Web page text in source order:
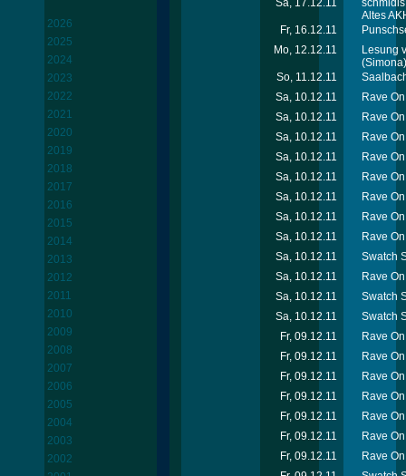
2026
2025
2024
2023
2022
2021
2020
2019
2018
2017
2016
2015
2014
2013
2012
2011
2010
2009
2008
2007
2006
2005
2004
2003
2002
Sa, 17.12.11
Altes
Fr, 16.12.11
Mo, 12.12.11
Lesung
(Simona)
So, 11.12.11
Sa, 10.12.11
Rave
Sa, 10.12.11
Rave
Sa, 10.12.11
Rave
Sa, 10.12.11
Rave
Sa, 10.12.11
Rave
Sa, 10.12.11
Rave
Sa, 10.12.11
Rave
Sa, 10.12.11
Rave
Sa, 10.12.11
Swatch
Sa, 10.12.11
Rave
Sa, 10.12.11
Swatch
Sa, 10.12.11
Swatch
Fr, 09.12.11
Rave
Fr, 09.12.11
Rave
Fr, 09.12.11
Rave
Fr, 09.12.11
Rave
Fr, 09.12.11
Rave
Fr, 09.12.11
Rave
Fr, 09.12.11
Rave